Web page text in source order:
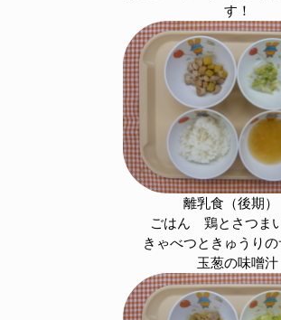
す！
離乳食（後期
ごはん 鶏とさつま
きゃべつときゅうり
玉葱の味噌汁